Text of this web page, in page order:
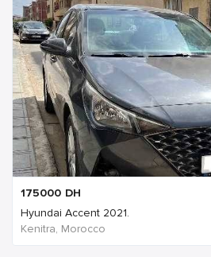
175000 DH
Hyundai Accent 2021.
Kenitra, Morocco